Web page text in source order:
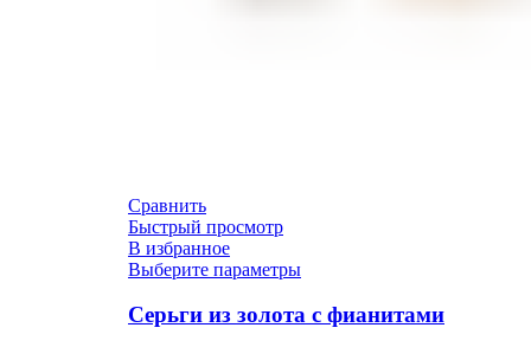
Сравнить
Быстрый просмотр
В избранное
Выберите параметры
Серьги из золота с фианитами